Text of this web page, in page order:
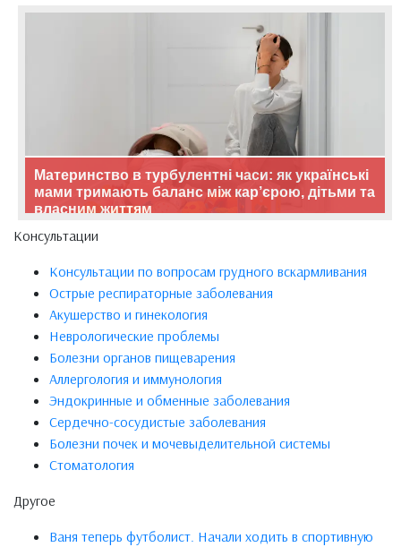
Материнство в турбулентні часи: як українські
мами тримають баланс між кар’єрою, дітьми та
власним життям
Консультации
Консультации по вопросам грудного вскармливания
Острые респираторные заболевания
Акушерство и гинекология
Неврологические проблемы
Болезни органов пищеварения
Аллергология и иммунология
Эндокринные и обменные заболевания
Сердечно-сосудистые заболевания
Болезни почек и мочевыделительной системы
Стоматология
Другое
Ваня теперь футболист. Начали ходить в спортивную